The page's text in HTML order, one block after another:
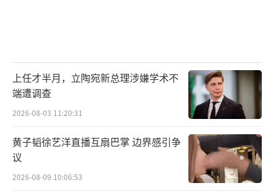
上任才半月，立陶宛新总理涉嫌学术不
端遭调查
2026-08-03 11:20:31
黄子韬徐艺洋直播互扇巴掌 边界感引争
议
2026-08-09 10:06:53